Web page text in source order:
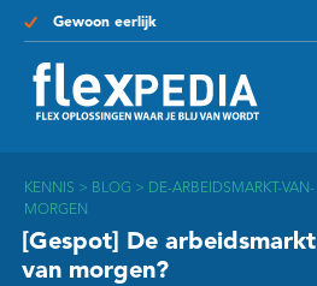
Gewoon eerlijk
KENNIS > BLOG > DE-ARBEIDSMARKT-VAN-
MORGEN
[Gespot] De arbeidsmarkt
van morgen?